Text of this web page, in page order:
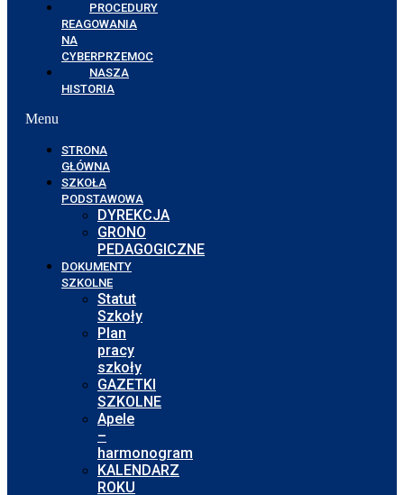
PROCEDURY
REAGOWANIA
NA
CYBERPRZEMOC
NASZA
HISTORIA
Menu
STRONA
GŁÓWNA
SZKOŁA
PODSTAWOWA
DYREKCJA
GRONO
PEDAGOGICZNE
DOKUMENTY
SZKOLNE
Statut
Szkoły
Plan
pracy
szkoły
GAZETKI
SZKOLNE
Apele
–
harmonogram
KALENDARZ
ROKU